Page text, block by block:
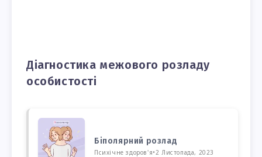
Діагностика межового розладу
особистості
Біполярний розлад
Психічне здоров'я•2 Листопада, 2023